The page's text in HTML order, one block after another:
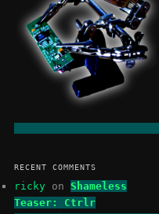
RECENT COMMENTS
ricky on Shameless
Teaser: Ctrlr